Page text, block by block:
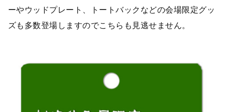
ーやウッドプレート、トートバックなどの会場限定グッ
ズも多数登場しますのでこちらも見逃せません。